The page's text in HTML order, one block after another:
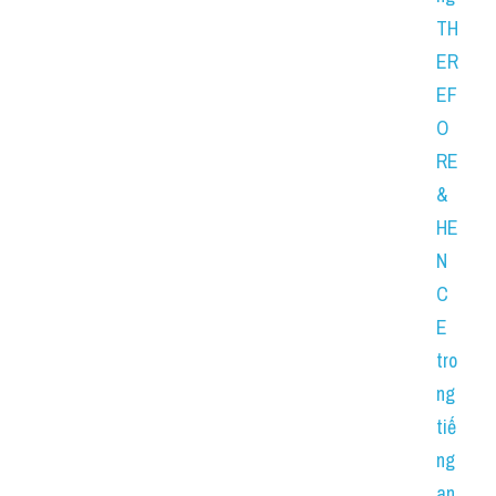
TH
ER
EF
O
RE
&
HE
N
C
E
tro
ng
tiế
ng